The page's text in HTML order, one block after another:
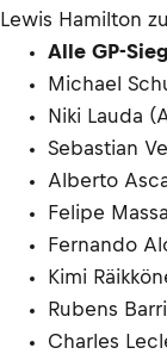
Lewis Hamilton
Alle GP-
Michael
Niki Lauda
Sebastian
Alberto
Felipe
Fernando
Kimi
Rubens
Charles